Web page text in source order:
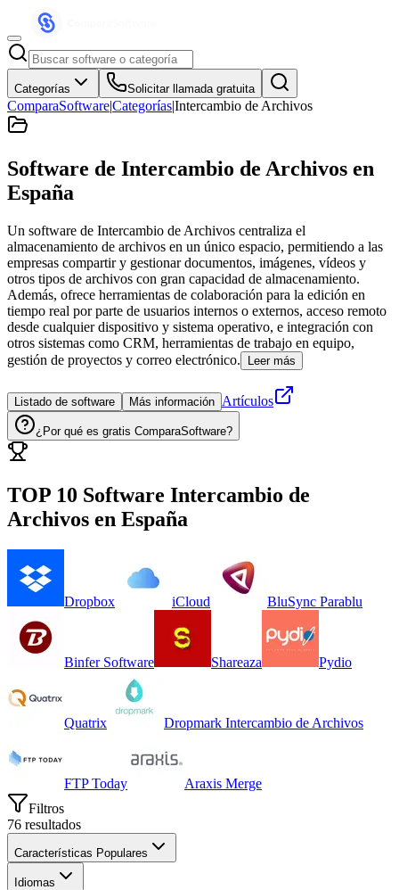
Categorías Solicitar llamada gratuita
ComparaSoftware|Categorías|Intercambio de Archivos
Software de Intercambio de Archivos en
España
Un software de Intercambio de Archivos centraliza el
almacenamiento de archivos en un único espacio, permitiendo a las
empresas compartir y gestionar documentos, imágenes, vídeos y
otros tipos de archivos con gran capacidad de almacenamiento.
Además, ofrece herramientas de colaboración para la edición en
tiempo real por parte de usuarios internos o externos, acceso remoto
desde cualquier dispositivo y sistema operativo, e integración con
otros sistemas como CRM, herramientas de trabajo en equipo,
gestión de proyectos y correo electrónico.
Leer más
Listado de software Más información Artículos
¿Por qué es gratis ComparaSoftware?
TOP 10 Software Intercambio de
Archivos en España
Dropbox iCloud BluSync Parablu
Binfer Software Shareaza Pydio
Quatrix Dropmark Intercambio de Archivos
FTP Today
Araxis Merge
Filtros
76 resultados
Características Populares
Idiomas